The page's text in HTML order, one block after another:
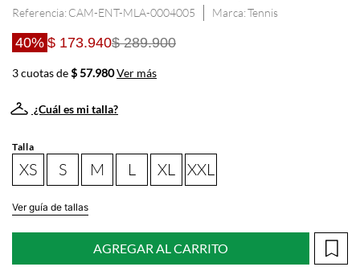
Referencia: CAM-ENT-MLA-0004005 Tennis
40% $ 173.940$ 289.900
3 cuotas de$ 57.980Ver más
¿Cuál es mi talla?
Talla
XS S M L XL XXL
Ver guía de tallas
AGREGAR AL CARRITO